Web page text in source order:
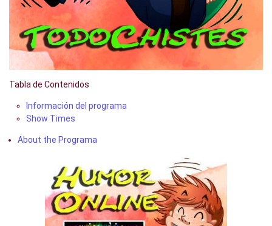
Tabla de Contenidos
Información del programa
Show Times
About the Programa